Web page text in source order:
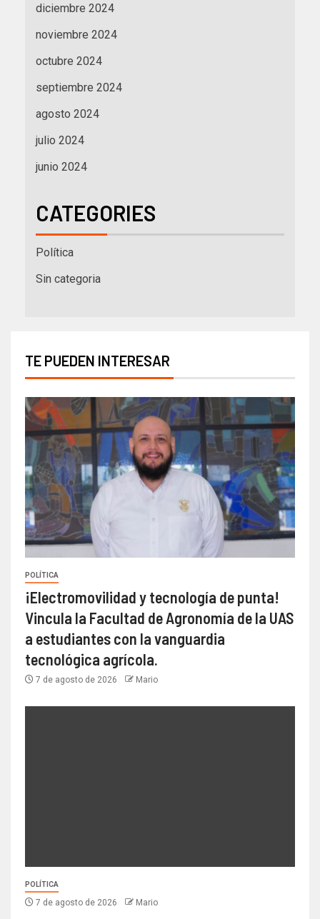
diciembre 2024
noviembre 2024
octubre 2024
septiembre 2024
agosto 2024
julio 2024
junio 2024
CATEGORIES
Política
Sin categoria
TE PUEDEN INTERESAR
POLÍTICA
¡Electromovilidad y tecnología de punta!
Vincula la Facultad de Agronomía de la UAS
a estudiantes con la vanguardia
tecnológica agrícola.
7 de agosto de 2026 Mario
POLÍTICA
7 de agosto de 2026 Mario